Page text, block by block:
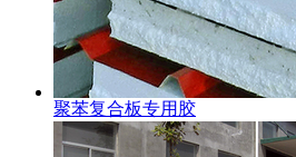
聚苯复合板专用胶